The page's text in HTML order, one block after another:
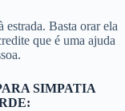
estrada. Basta orar ela
que é uma ajuda
SIMPATIA